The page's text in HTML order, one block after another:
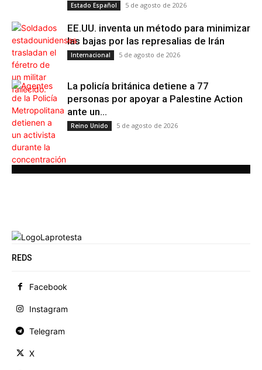
Estado Español 5 de agosto de 2026
EE.UU. inventa un método para minimizar
las bajas por las represalias de Irán
Internacional 5 de agosto de 2026
La policía británica detiene a 77
personas por apoyar a Palestine Action
ante un...
Reino Unido 5 de agosto de 2026
REDS
Facebook
Instagram
Telegram
X